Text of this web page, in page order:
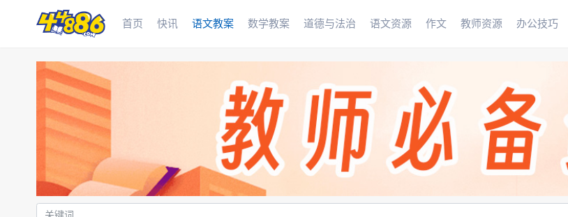
首页 快讯 语文教案 数学教案 道德与法治 语文资源 作文 教师资源 办公技巧